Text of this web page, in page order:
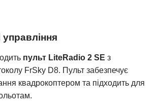
пульт LiteRadio 2 SE з
FrSky D8. Пульт забезпечує
квадрокоптером та підходить для